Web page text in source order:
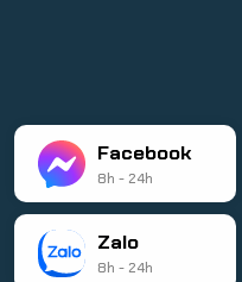
Facebook
8h - 24h
Zalo
8h - 24h